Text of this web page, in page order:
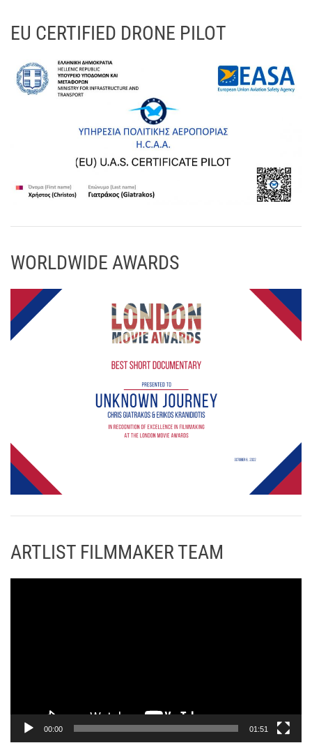
EU CERTIFIED DRONE PILOT
WORLDWIDE AWARDS
ARTLIST FILMMAKER TEAM
00:00 01:51